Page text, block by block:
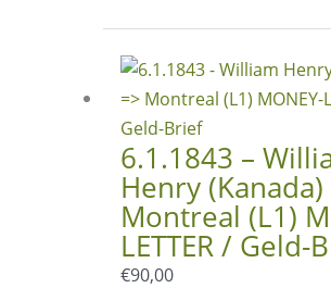
6.1.1843 –
Henry (Kanada)
Montreal (L1)
LETTER / Geld-
€90,00